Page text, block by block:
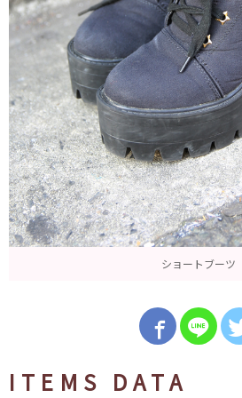
ショートブーツ
ITEMS DATA